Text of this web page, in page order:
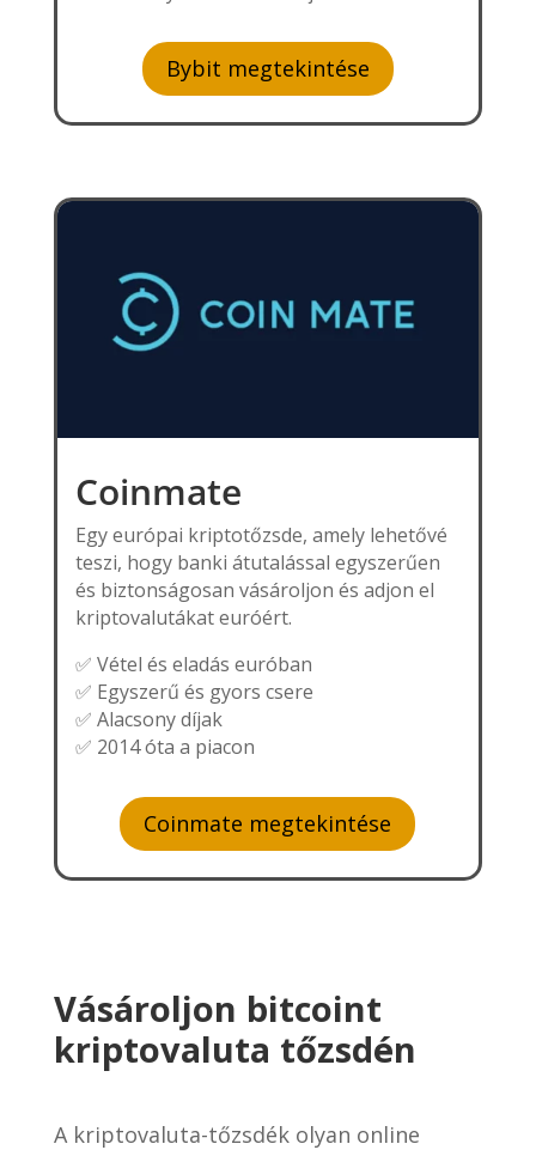
Bybit megtekintése
Coinmate
Egy európai kriptotőzsde, amely lehetővé
teszi, hogy banki átutalással egyszerűen
és biztonságosan vásároljon és adjon el
kriptovalutákat euróért.
✅ Vétel és eladás euróban
✅ Egyszerű és gyors csere
✅ Alacsony díjak
✅ 2014 óta a piacon
Coinmate megtekintése
Vásároljon bitcoint
kriptovaluta tőzsdén
A kriptovaluta-tőzsdék olyan online